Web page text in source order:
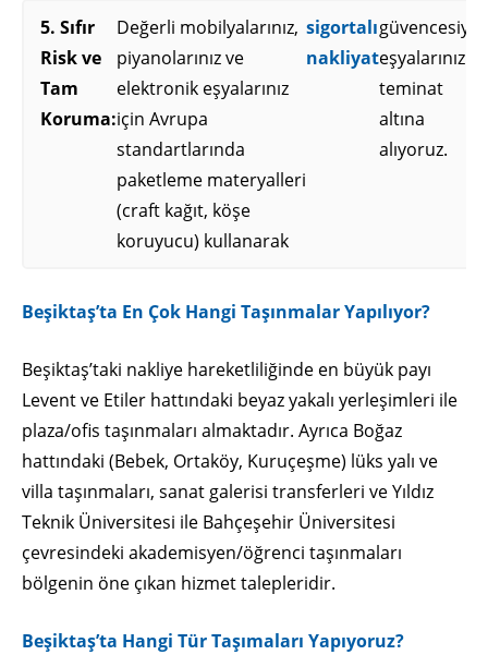
5. Sıfır
Risk ve
Tam
Koruma:
Değerli mobilyalarınız,
piyanolarınız ve
elektronik eşyalarınız
için Avrupa
standartlarında
paketleme materyalleri
(craft kağıt, köşe
koruyucu) kullanarak
sigortalı
nakliyat
güvencesiyle
eşyalarınızı
teminat
altına
alıyoruz.
Beşiktaş’ta En Çok Hangi Taşınmalar Yapılıyor?
Beşiktaş’taki nakliye hareketliliğinde en büyük payı
Levent ve Etiler hattındaki beyaz yakalı yerleşimleri ile
plaza/ofis taşınmaları almaktadır. Ayrıca Boğaz
hattındaki (Bebek, Ortaköy, Kuruçeşme) lüks yalı ve
villa taşınmaları, sanat galerisi transferleri ve Yıldız
Teknik Üniversitesi ile Bahçeşehir Üniversitesi
çevresindeki akademisyen/öğrenci taşınmaları
bölgenin öne çıkan hizmet talepleridir.
Beşiktaş’ta Hangi Tür Taşımaları Yapıyoruz?